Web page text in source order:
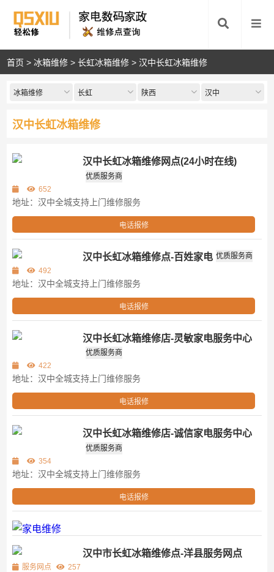
首页 >冰箱维修 >长虹冰箱维修 >汉中长虹冰箱维修
冰箱维修 长虹 陕西 汉中
汉中长虹冰箱维修
第三方 汉中长虹冰箱维修网点(24小时在线)
优质服务商
652
地址：汉中全城支持上门维修服务
电话报修
第三方 汉中长虹冰箱维修点-百姓家电 优质服务商
492
地址：汉中全城支持上门维修服务
电话报修
第三方 汉中长虹冰箱维修店-灵敏家电服务中心
优质服务商
422
地址：汉中全城支持上门维修服务
电话报修
第三方 汉中长虹冰箱维修店-诚信家电服务中心
优质服务商
354
地址：汉中全城支持上门维修服务
电话报修
汉中市长虹冰箱维修点-洋县服务网点
服务网点 257